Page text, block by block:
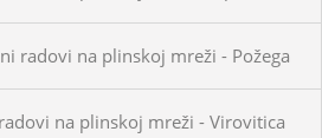
radovi na plinskoj mreži - Požega
na plinskoj mreži - Virovitica